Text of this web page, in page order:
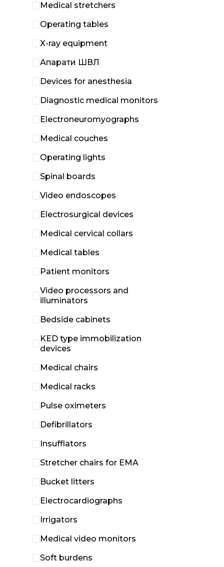
Medical stretchers
Operating tables
X-ray equipment
Апарати ШВЛ
Devices for anesthesia
Diagnostic medical monitors
Electroneuromyographs
Medical couches
Operating lights
Spinal boards
Video endoscopes
Electrosurgical devices
Medical cervical collars
Medical tables
Patient monitors
Video processors and
illuminators
Bedside cabinets
KED type immobilization
devices
Medical chairs
Medical racks
Pulse oximeters
Defibrillators
Insufflators
Stretcher chairs for EMA
Bucket litters
Electrocardiographs
Irrigators
Medical video monitors
Soft burdens